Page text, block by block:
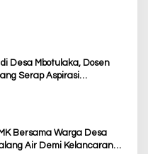
Desa Mbotulaka, Dosen
Serap Aspirasi
Kapasitas Karang
Bersama Warga Desa
Air Demi Kelancaran